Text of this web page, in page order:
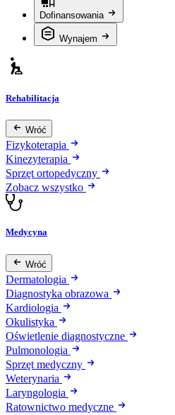
Dofinansowania
Wynajem
Rehabilitacja
Wróć
Fizykoterapia
Kinezyterapia
Sprzęt ortopedyczny
Zobacz wszystko
Medycyna
Wróć
Dermatologia
Diagnostyka obrazowa
Kardiologia
Okulistyka
Oświetlenie diagnostyczne
Pulmonologia
Sprzęt medyczny
Weterynaria
Laryngologia
Ratownictwo medyczne